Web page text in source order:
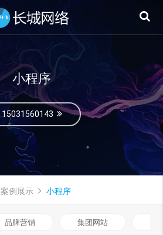
小程序
15031560143
案例展示 小程序
品牌营销 集团网站